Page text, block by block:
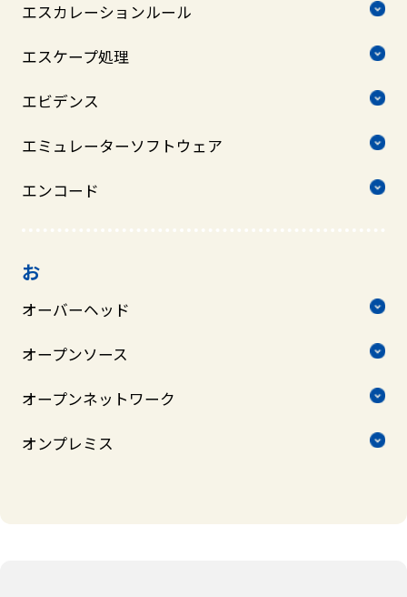
エスカレーションルール
エスケープ処理
エビデンス
エミュレーターソフトウェア
エンコード
お
オーバーヘッド
オープンソース
オープンネットワーク
オンプレミス